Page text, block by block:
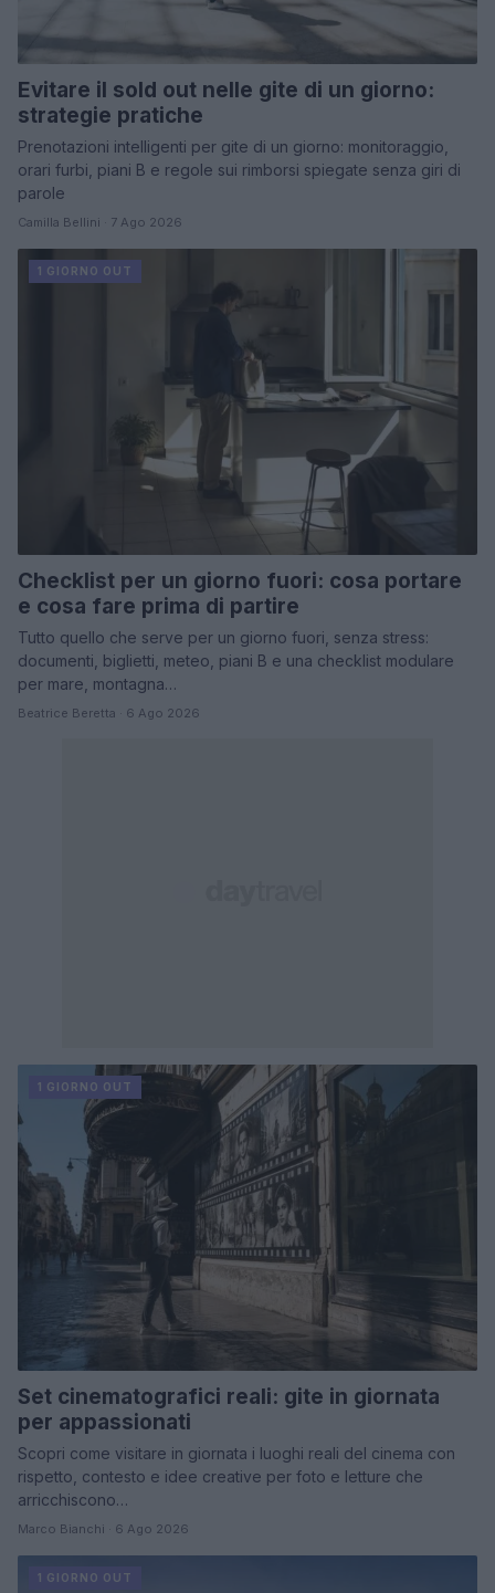
Evitare il sold out nelle gite di un giorno:
strategie pratiche
Prenotazioni intelligenti per gite di un giorno: monitoraggio,
orari furbi, piani B e regole sui rimborsi spiegate senza giri di
parole
Camilla Bellini · 7 Ago 2026
1 GIORNO OUT
Checklist per un giorno fuori: cosa portare
e cosa fare prima di partire
Tutto quello che serve per un giorno fuori, senza stress:
documenti, biglietti, meteo, piani B e una checklist modulare
per mare, montagna…
Beatrice Beretta · 6 Ago 2026
1 GIORNO OUT
Set cinematografici reali: gite in giornata
per appassionati
Scopri come visitare in giornata i luoghi reali del cinema con
rispetto, contesto e idee creative per foto e letture che
arricchiscono…
Marco Bianchi · 6 Ago 2026
1 GIORNO OUT